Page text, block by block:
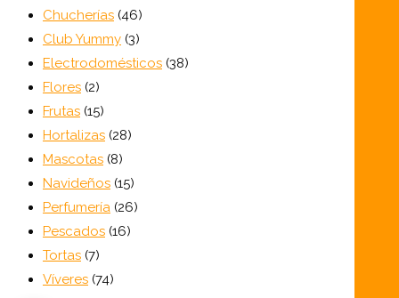
productos
Chucherías 4646
productos
Club Yummy 33
productos
Electrodomésticos 3838
Flores 22
productos
Frutas 1515
productos
Hortalizas 2828
Mascotas 88
productos
Navideños 1515
productos
Perfumería 2626
Pescados 1616
Tortas 77
productos
Víveres 7474